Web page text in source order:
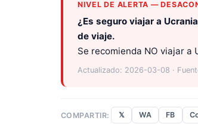
NIVEL DE ALERTA —
¿Es seguro viajar a
de viaje.
Se recomienda NO viajar a
Actualizado: 2026-03-08 ·
COMPARTIR: 𝕏 WA FB